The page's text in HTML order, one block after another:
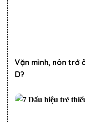
Vặn mình, nôn trớ
D?